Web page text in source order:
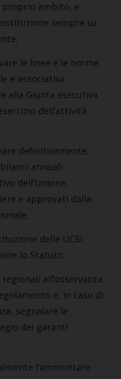
proprio ambito, e
sempre su
le linee e le norme
e associativa
alla Giunta esecutiva
dell’attività
definitivamente,
annuali
dell’Unione,
e approvati dalla
delle UCSI
lo Statuto;
all’osservanza
e, in caso di
segnalare le
dei garanti
l’ammontare